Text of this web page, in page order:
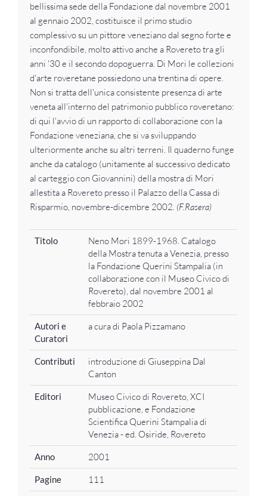
bellissima sede della Fondazione dal novembre 2001
al gennaio 2002, costituisce il primo studio
complessivo su un pittore veneziano dal segno forte e
inconfondibile, molto attivo anche a Rovereto tra gli
anni '30 e il secondo dopoguerra. Di Mori le collezioni
d'arte roveretane possiedono una trentina di opere.
Non si tratta dell'unica consistente presenza di arte
veneta all'interno del patrimonio pubblico roveretano:
di qui l'avvio di un rapporto di collaborazione con la
Fondazione veneziana, che si va sviluppando
ulteriormente anche su altri terreni. Il quaderno funge
anche da catalogo (unitamente al successivo dedicato
al carteggio con Giovannini) della mostra di Mori
allestita a Rovereto presso il Palazzo della Cassa di
Risparmio, novembre-dicembre 2002. (F.Rasera)
Titolo
Neno Mori 1899-1968. Catalogo
della Mostra tenuta a Venezia, presso
la Fondazione Querini Stampalia (in
collaborazione con il Museo Civico di
Rovereto), dal novembre 2001 al
febbraio 2002
Autori e
Curatori
a cura di Paola Pizzamano
Contributi
introduzione di Giuseppina Dal
Canton
Editori
Museo Civico di Rovereto, XCI
pubblicazione, e Fondazione
Scientifica Querini Stampalia di
Venezia - ed. Osiride, Rovereto
Anno 2001
Pagine 111